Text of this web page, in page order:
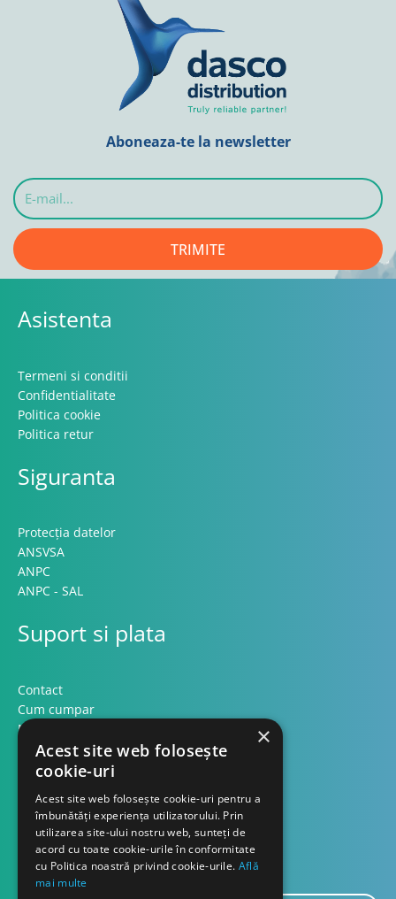
Aboneaza-te la newsletter
E-
mail...
TRIMITE
Asistenta
Termeni si conditii
Confidentialitate
Politica cookie
Politica retur
Siguranta
Protecția datelor
ANSVSA
ANPC
ANPC - SAL
Suport si plata
Contact
Cum cumpar
Modalitati plata
Formular retur
Contact
Despre noi
Blog
×
Acest site web folosește
cookie-uri
Acest site web folosește cookie-uri pentru a
îmbunătăți experiența utilizatorului. Prin
utilizarea site-ului nostru web, sunteți de
acord cu toate cookie-urile în conformitate
cu Politica noastră privind cookie-urile. Află
mai multe